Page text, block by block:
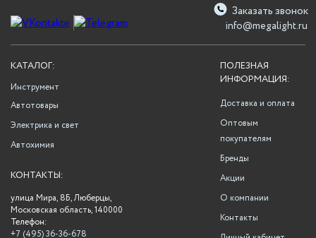
info@megalight.ru
Заказать звонок
ПОЛЕЗНАЯ
ИНФОРМАЦИЯ:
Доставка и оплата
Оптовым
покупателям
Бренды
Акции
О компании
Контакты
КАТАЛОГ:
Инструмент
Автотовары
Электрика и свет
Автохимия
КОНТАКТЫ:
улица Мира, 8Б, Люберцы,
Московская область, 140000
Телефон:
+7 (495) 36-36-678